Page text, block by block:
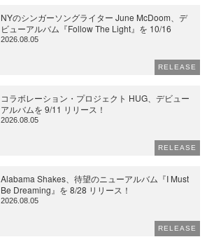
NYのシンガーソングライター June McDoom、デ
ビューアルバム『Follow The Light』を 10/16
2026.08.05
RELEASE
コラボレーション・プロジェクト HUG、デビュー
アルバムを 9/11 リリース！
2026.08.05
RELEASE
Alabama Shakes、待望のニューアルバム『I Must
Be Dreaming』を 8/28 リリース！
2026.08.05
RELEASE